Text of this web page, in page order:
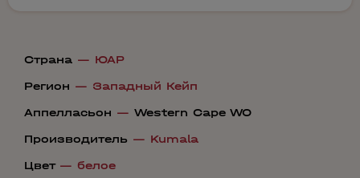
Страна — ЮАР
Регион — Западный Кейп
Аппелласьон — Western Cape WO
Производитель — Kumala
Цвет— белое